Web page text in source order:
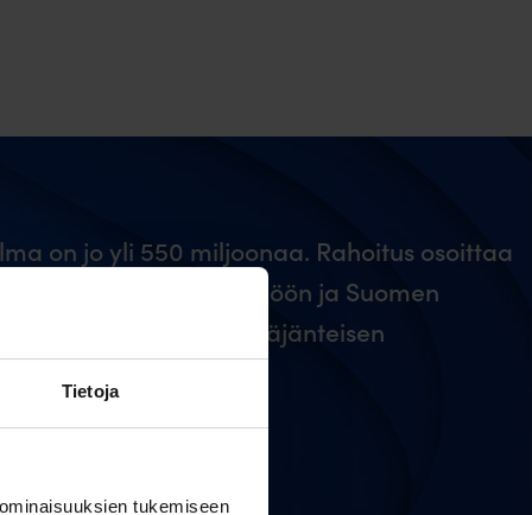
Tietoja
tukemiseen
on jo yli 550 miljoonaa. Rahoitus osoittaa
luottamuksen yhtiöön ja Suomen
kestävään ja pitkäjänteisen